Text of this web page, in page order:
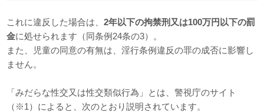
これに違反した場合は、2年以下の拘禁刑又は100万円以下の罰
金に処せられます（同条例24条の3）。
また、児童の同意の有無は、淫行条例違反の罪の成否に影響し
ません。
「みだらな性交又は性交類似行為」とは、警視庁のサイト
（※1）によると、次のとおり説明されています。